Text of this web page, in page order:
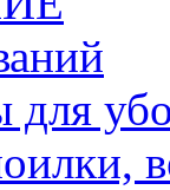
для